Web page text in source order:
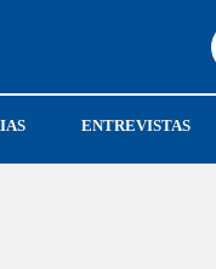
ENTREVISTAS